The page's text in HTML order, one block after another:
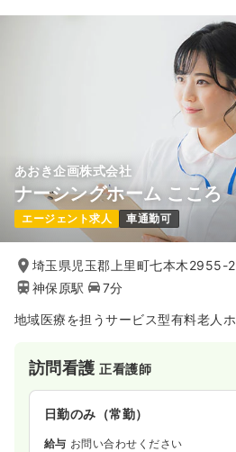
あおき企画株式会社
ナーシングホーム こころ
エージェント求人 車通勤可
埼玉県児玉郡上里町七本木2955-2
神保原駅
7分
地域医療を担うサービス型有料老人
訪問看護正看護師
日勤のみ（常勤）
給与 お問い合わせください